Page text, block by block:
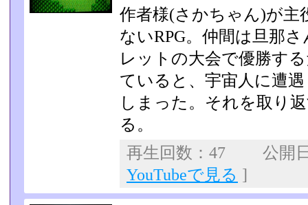
作者様(さかちゃん)が主
ないRPG。仲間は旦那
レットの大会で優勝す
ていると、宇宙人に­遭
しまった。それを取り
る。
再生回数：47 公開
YouTubeで見る ]